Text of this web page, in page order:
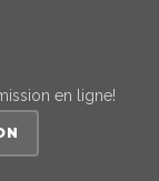
en ligne!